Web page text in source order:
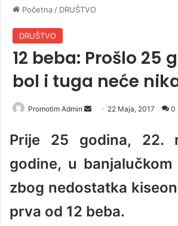
Početna / DRUŠTVO
DRUŠTVO
12 beba: Prošlo 25
bol i tuga neće
Promotim Admin
n
a
e
m
22 Maja, 2017 0
Prije 25 godina, 22.
godine, u
zbog nedostatka
prva od 12 beba.